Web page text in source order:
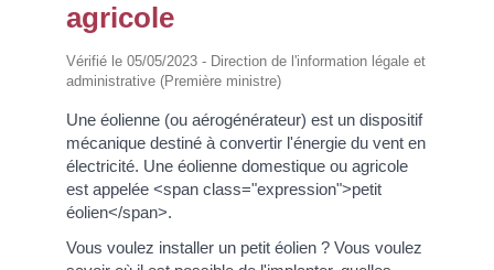
agricole
Vérifié le 05/05/2023 - Direction de l'information légale et
administrative (Première ministre)
Une éolienne (ou aérogénérateur) est un dispositif
mécanique destiné à convertir l'énergie du vent en
électricité. Une éolienne domestique ou agricole
est appelée <span class="expression">petit
éolien</span>.
Vous voulez installer un petit éolien ? Vous voulez